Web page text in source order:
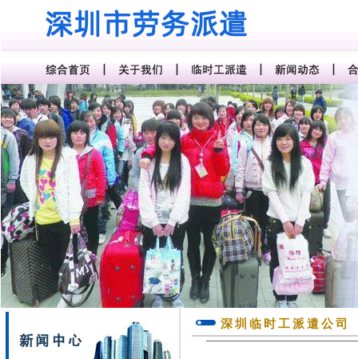
深圳临时工派遣公司